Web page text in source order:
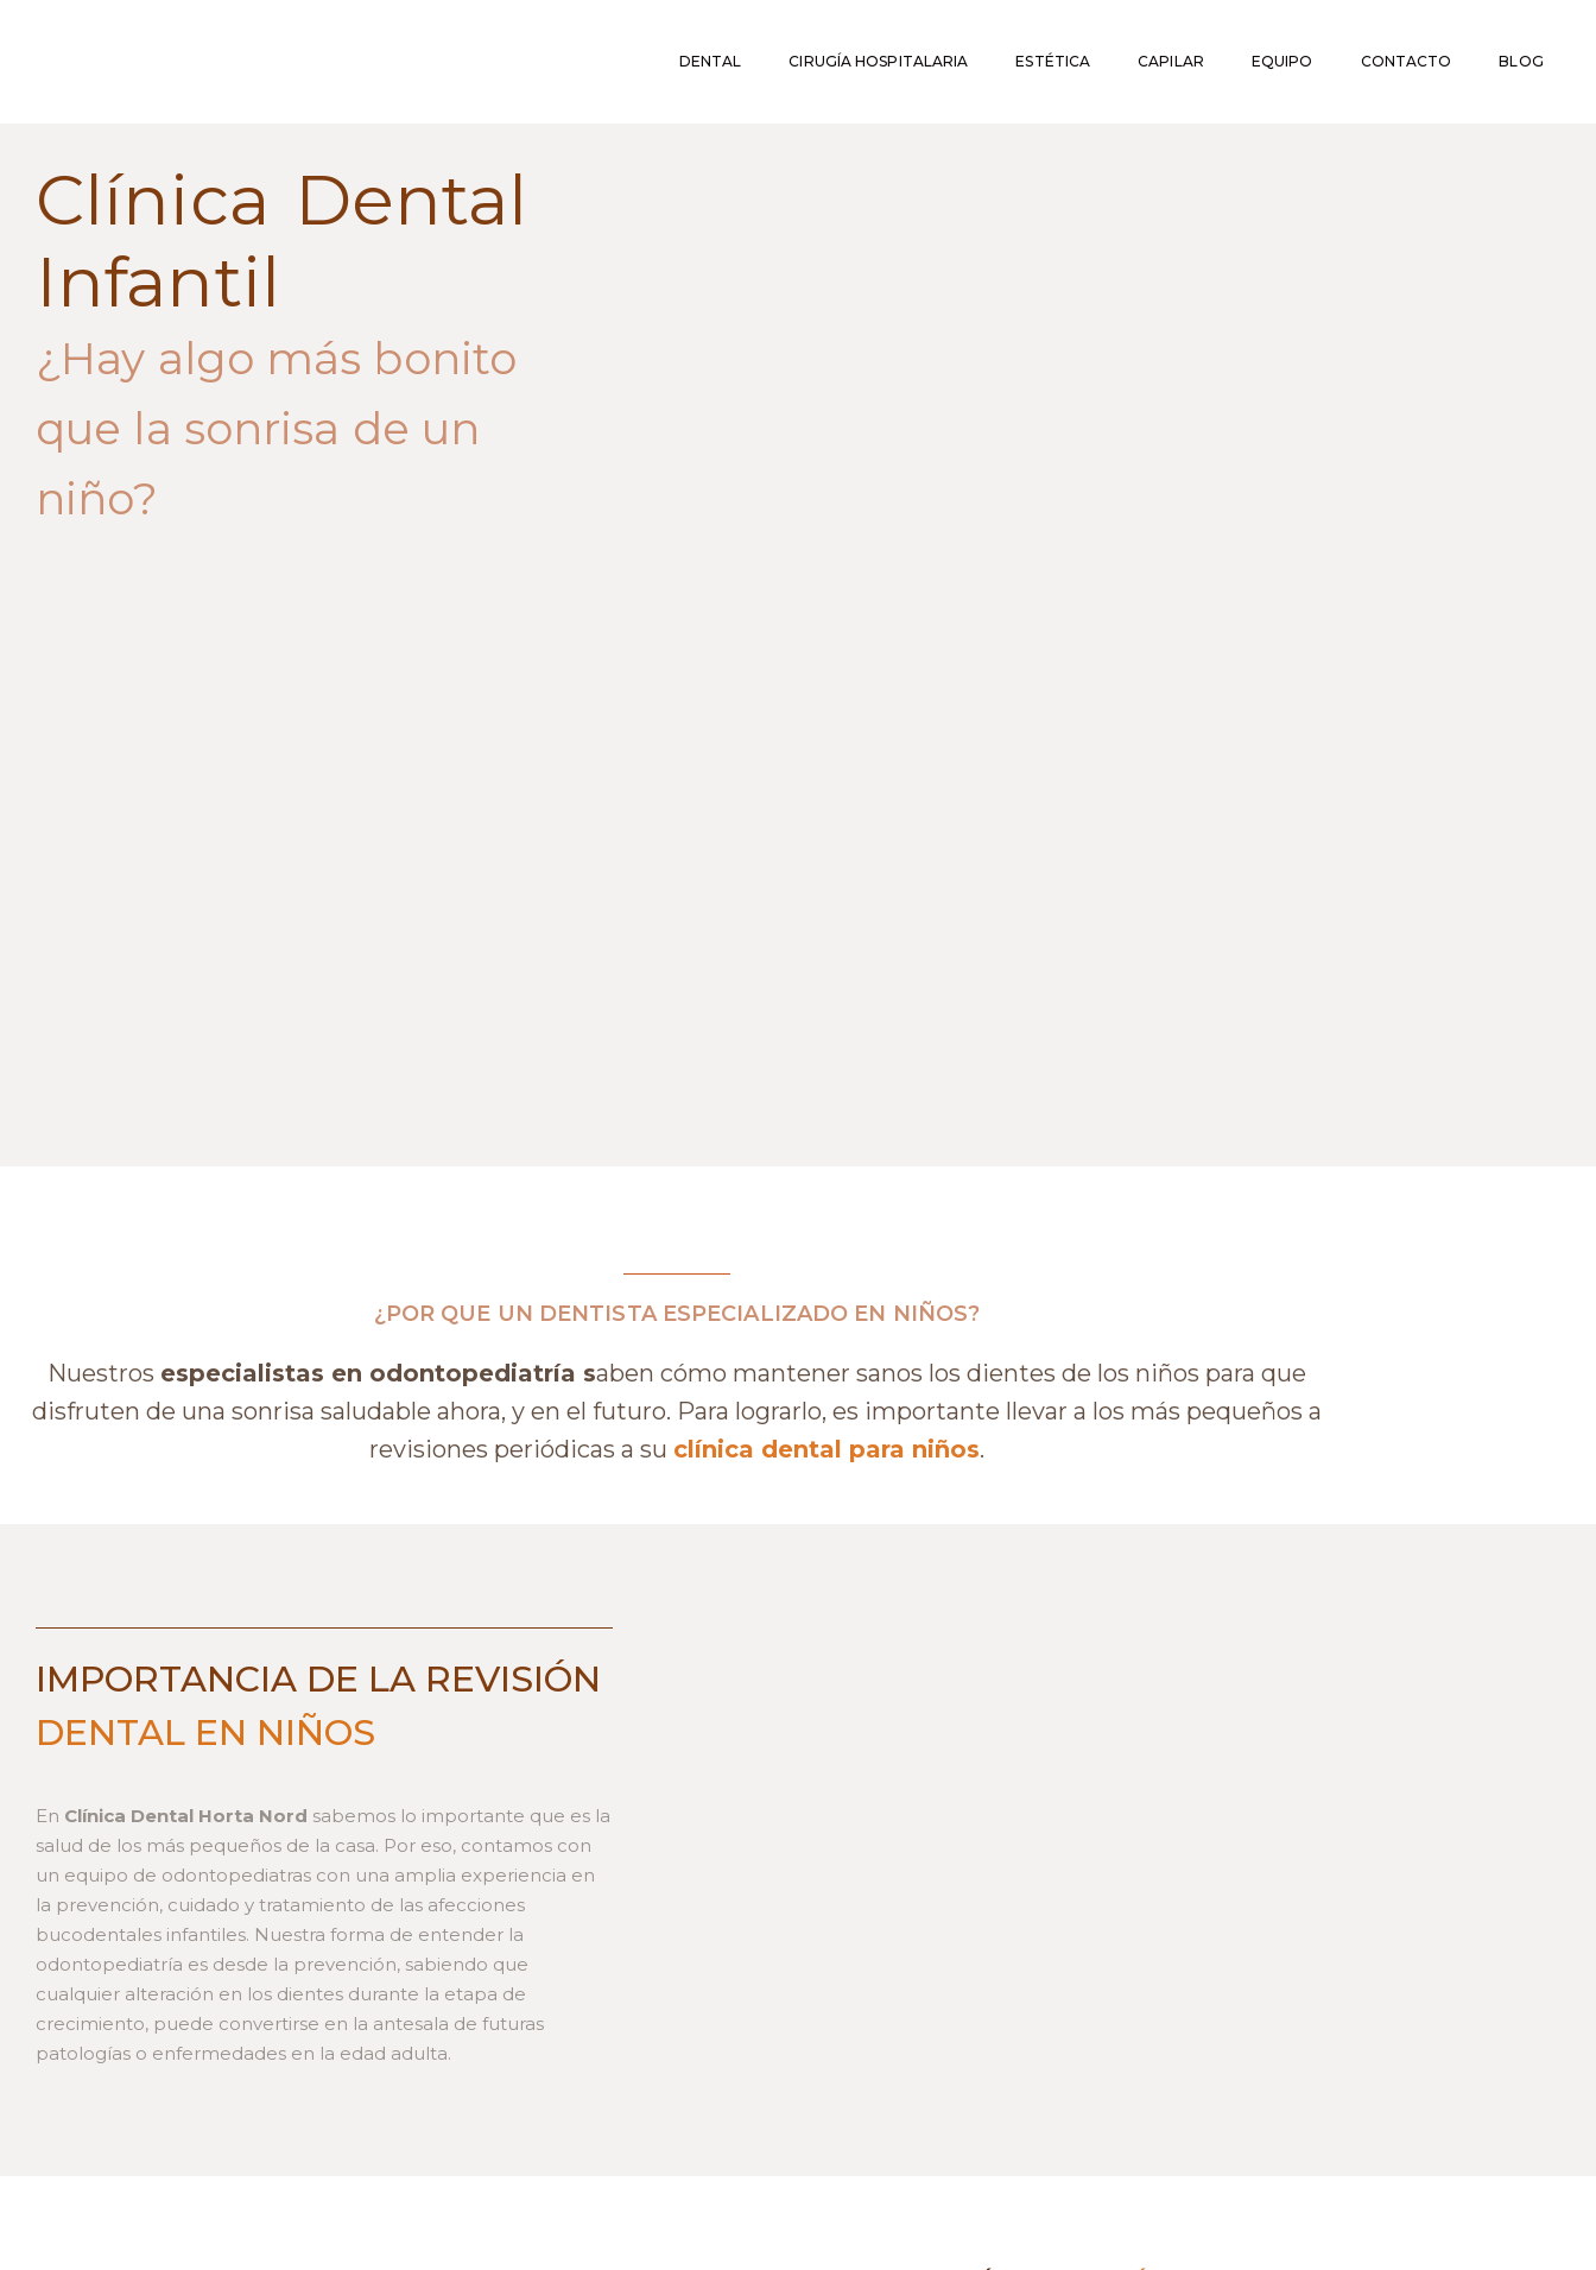
DENTAL CIRUGÍA HOSPITALARIA ESTÉTICA CAPILAR EQUIPO CONTACTO BLOG
Clínica Dental
Infantil
¿Hay algo más bonito
que la sonrisa de un
niño?
¿POR QUE UN DENTISTA ESPECIALIZADO EN NIÑOS?
Nuestros especialistas en odontopediatría saben cómo mantener sanos los dientes de los niños para que
disfruten de una sonrisa saludable ahora, y en el futuro. Para lograrlo, es importante llevar a los más pequeños a
revisiones periódicas a su clínica dental para niños.
IMPORTANCIA DE LA REVISIÓN
DENTAL EN NIÑOS
En Clínica Dental Horta Nord sabemos lo importante que es la
salud de los más pequeños de la casa. Por eso, contamos con
un equipo de odontopediatras con una amplia experiencia en
la prevención, cuidado y tratamiento de las afecciones
bucodentales infantiles. Nuestra forma de entender la
odontopediatría es desde la prevención, sabiendo que
cualquier alteración en los dientes durante la etapa de
crecimiento, puede convertirse en la antesala de futuras
patologías o enfermedades en la edad adulta.